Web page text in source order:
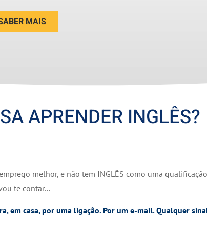
MAIS
APRENDER INGLÊS?
melhor, e não tem INGLÊS como uma qualificação
te contar…
em casa, por uma ligação. Por um e-mail. Qualquer